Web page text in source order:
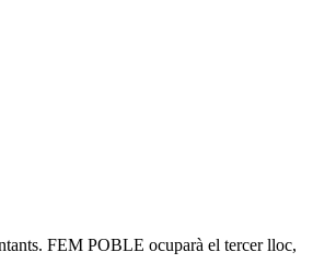
FEM POBLE ocuparà el tercer lloc,